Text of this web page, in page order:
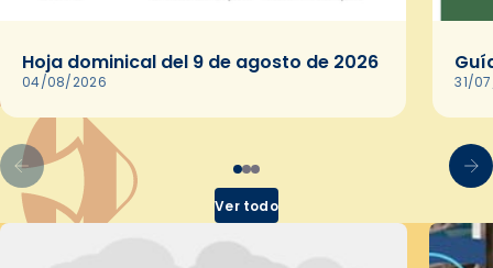
Hoja dominical del 9 de agosto de 2026
04/08/2026 31/
Ver todo